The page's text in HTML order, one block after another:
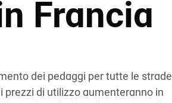
Francia
dei pedaggi per tutte le strade
prezzi di utilizzo aumenteranno in